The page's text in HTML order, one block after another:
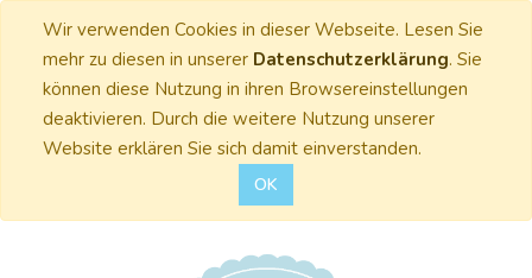
Wir verwenden Cookies in dieser Webseite. Lesen Sie
mehr zu diesen in unserer Datenschutzerklärung. Sie
können diese Nutzung in ihren Browsereinstellungen
deaktivieren. Durch die weitere Nutzung unserer
Website erklären Sie sich damit einverstanden.
OK